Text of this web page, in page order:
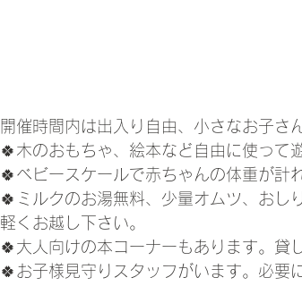
開催時間内は出入り自由、小さなお子さ
🍀木のおもちゃ、絵本など自由に使って
🍀ベビースケールで赤ちゃんの体重が計
🍀ミルクのお湯無料、少量オムツ、おし
軽くお越し下さい。
🍀大人向けの本コーナーもあります。貸
🍀お子様見守りスタッフがいます。必要